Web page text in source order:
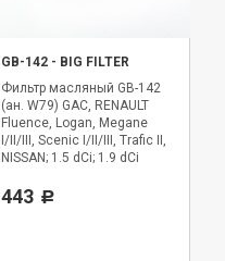
GB-142 - BIG FILTER
Фильтр масляный GB-142
(ан. W79) GAC, RENAULT
Fluence, Logan, Megane
I/II/III, Scenic I/II/III, Trafic II,
NISSAN; 1.5 dCi; 1.9 dCi
443 Р